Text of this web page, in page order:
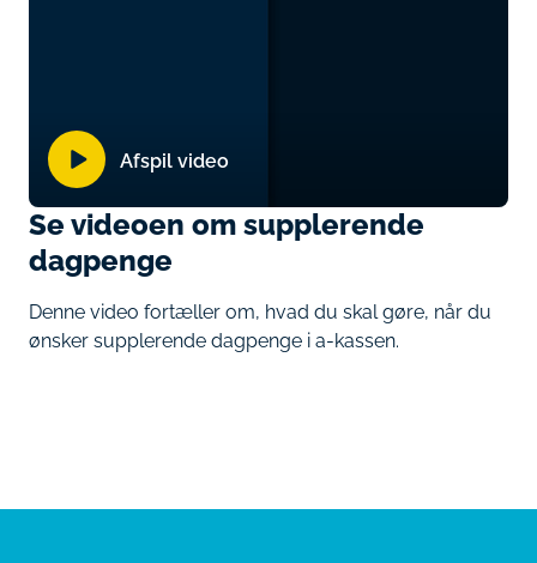
Afspil video
Se videoen om supplerende
dagpenge
Denne video fortæller om, hvad du skal gøre, når du
ønsker supplerende dagpenge i a-kassen.